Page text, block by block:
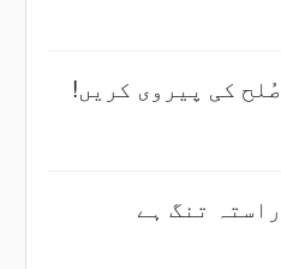
صُلح کی پیروی کریں!
راستہ تنگ ہے